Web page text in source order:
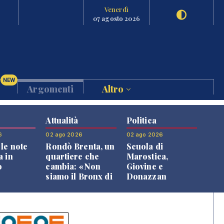
Venerdì
07 agosto 2026
NEW
Argomenti Altro
note
in
Attualità
02 ago 2026
Rondò Brenta, un
quartiere che
cambia: «Non
siamo il Bronx di
Politica
02 ago 2026
Scuola di
Marostica,
Giovine e
Donazzan